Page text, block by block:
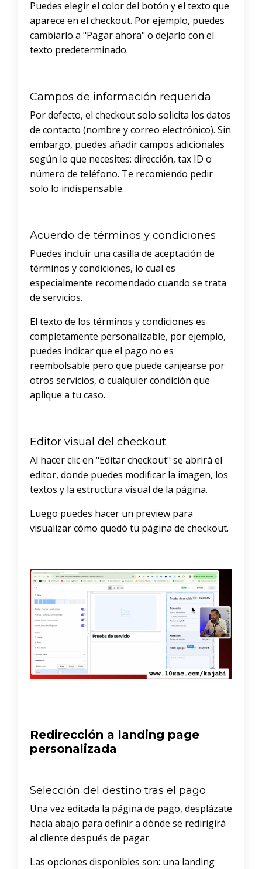
Puedes elegir el color del botón y el texto que
aparece en el checkout. Por ejemplo, puedes
cambiarlo a "Pagar ahora" o dejarlo con el
texto predeterminado.
Campos de información requerida
Por defecto, el checkout solo solicita los datos
de contacto (nombre y correo electrónico). Sin
embargo, puedes añadir campos adicionales
según lo que necesites: dirección, tax ID o
número de teléfono. Te recomiendo pedir
solo lo indispensable.
Acuerdo de términos y condiciones
Puedes incluir una casilla de aceptación de
términos y condiciones, lo cual es
especialmente recomendado cuando se trata
de servicios.
El texto de los términos y condiciones es
completamente personalizable, por ejemplo,
puedes indicar que el pago no es
reembolsable pero que puede canjearse por
otros servicios, o cualquier condición que
aplique a tu caso.
Editor visual del checkout
Al hacer clic en "Editar checkout" se abrirá el
editor, donde puedes modificar la imagen, los
textos y la estructura visual de la página.
Luego puedes hacer un preview para
visualizar cómo quedó tu página de checkout.
Redirección a landing page
personalizada
Selección del destino tras el pago
Una vez editada la página de pago, desplázate
hacia abajo para definir a dónde se redirigirá
al cliente después de pagar.
Las opciones disponibles son: una landing